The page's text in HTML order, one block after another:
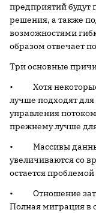
предприятий будут
решения, а также
возможностями
образом отвечает
Три основные
• Хотя некоторые
лучше подходят для
управления
прежнему лучше
• Массивы
увеличиваются со
остается
• Отношение
Полная миграция в